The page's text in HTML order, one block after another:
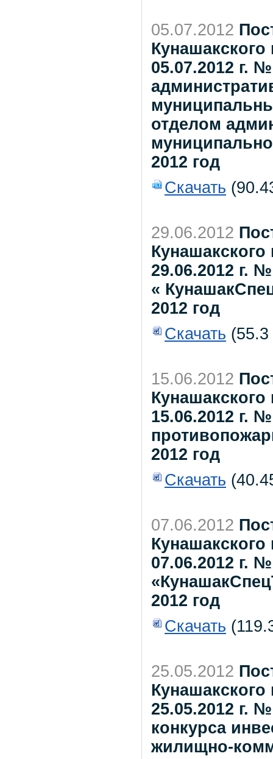
05.07.2012
05.07.2012 г.
отделом
2012 год
Скачать
29.06.2012
29.06.2012 г.
«
2012 год
Скачать
15.06.2012
15.06.2012 г.
2012 год
Скачать
07.06.2012
07.06.2012 г.
2012 год
Скачать
25.05.2012
25.05.2012 г.
конкурса
жилищно-